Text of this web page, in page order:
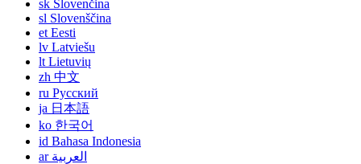
sk Slovenčina
sl Slovenščina
et Eesti
lv Latviešu
lt Lietuvių
zh 中文
ru Русский
ja 日本語
ko 한국어
id Bahasa Indonesia
ar العربية